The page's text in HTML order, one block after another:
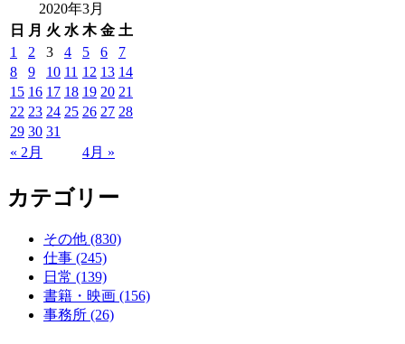
2020年3月
日 月 火 水 木 金 土
« 2月 4月 »
1 2 3 4 5 6
7
8
9 10 11 12 13 14
15 16 17 18 19 20 21
22 23 24 25 26 27 28
29 30 31
カテゴリー
その他 (830)
仕事 (245)
日常 (139)
書籍・映画 (156)
事務所 (26)